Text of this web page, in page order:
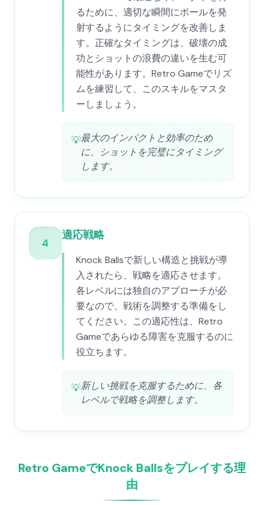
るために、適切な瞬間にボールを発
射するようにタイミングを改善しま
す。正確なタイミングは、破壊の成
功とショットの浪費の違いを生む可
能性があります。Retro Gameでリズ
ムを練習して、このスキルをマスタ
ーしましょう。
💡最大のインパクトと効率のため
に、ショットを完璧にタイミング
します。
4
適応戦略
Knock Ballsで新しい構造と挑戦が導
入されたら、戦略を適応させます。
各レベルには独自のアプローチが必
要なので、戦術を調整する準備をし
てください。この適応性は、Retro
Gameであらゆる障害を克服するのに
役立ちます。
💡新しい挑戦を克服するために、各
レベルで戦略を調整します。
Retro GameでKnock Ballsをプレイする理
由